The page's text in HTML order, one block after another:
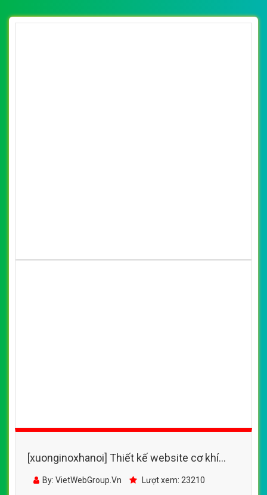
[xuonginoxhanoi] Thiết kế website cơ khí
thaisonmech đẹp, chuyên nghiệp chuẩn SEO
By: VietWebGroup.Vn Lượt xem: 23210